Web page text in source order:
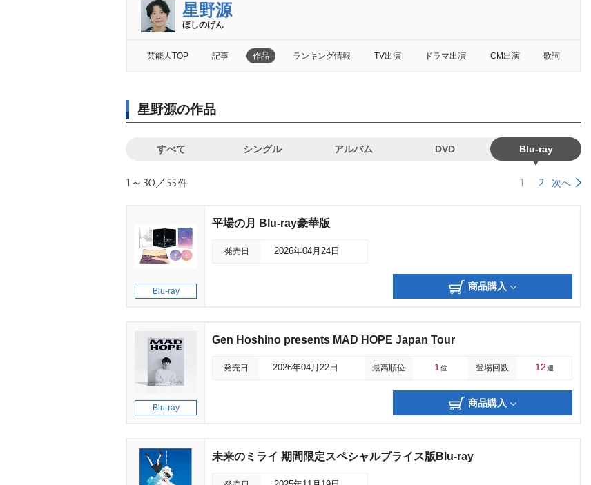
星野源
ほしのげん
芸能人TOP 記事 作品 ランキング情報 TV出演 ドラマ出演 CM出演 歌詞
星野源の作品
すべて シングル アルバム DVD Blu-ray
1～30／55件 1 2 次へ
Blu-ray
平場の月 Blu-ray豪華版
発売日 2026年04月24日
商品購入
Blu-ray
Gen Hoshino presents MAD HOPE Japan Tour
発売日 2026年04月22日 最高順位 1 位 登場回数 12週
商品購入
未来のミライ 期間限定スペシャルプライス版Blu-ray